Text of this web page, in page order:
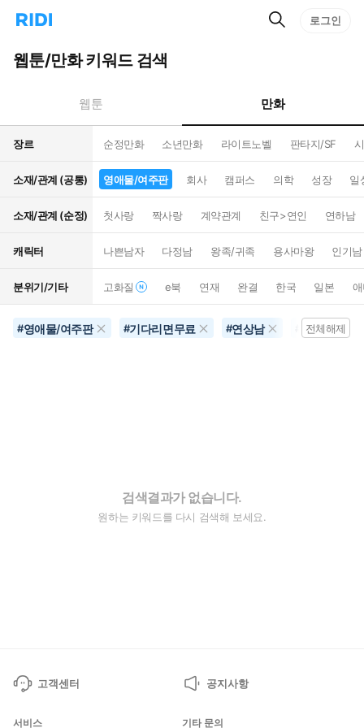
리
홈
으
턴
트
검
로그인
웹툰/만화 키워드 검색
웹툰 만화
장르 순정만화 소년만화 라이트노벨 판타지/SF
소재/관계 (공통) 영애물/여주판 회사 캠퍼스 의학 성장 일
소재/관계 (순정) 첫사랑 짝사랑 계약관계 친구>연인 연하남
캐릭터 나쁜남자 다정남 왕족/귀족 용사마왕 인기남
분위기/기타 고화질 e북 연재 완결 한국 일본
#영애물/여주판 #기다리면무료 #연상남 코믹물
전체해제
검색결과가 없습니다.
원하는 키워드를 다시 검색해 보세요.
고객센터 공지사항
서비스 기타 문의